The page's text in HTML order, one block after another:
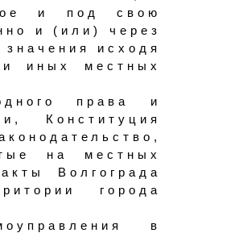
и под свою
и (или) через
исходя
иных местных
права и
Конституция
на местных
Волгограда
города
в